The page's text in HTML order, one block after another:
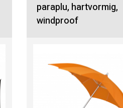
paraplu, hartvormig,
windproof